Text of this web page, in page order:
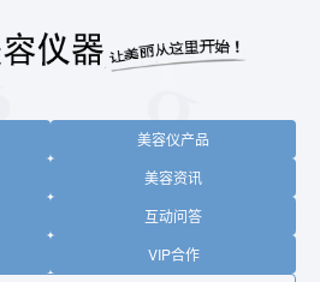
美容仪产品
美容资讯
互动问答
VIP合作